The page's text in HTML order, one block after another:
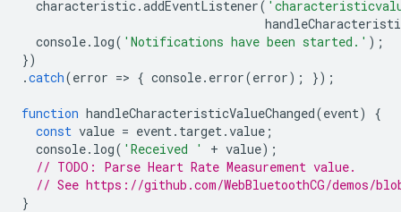
characteristic.addEventListener(
console. log( 'Notifications have been started.' );
})
.catch(error => { console. error(error); });
function handleCharacteristicValueChanged(event)
{
const value = event. target.value ;
console. log( 'Received ' + value);
// TODO: Parse Heart Rate Measurement value.
// See https://github.com/WebBluetoothCG/demos/
}